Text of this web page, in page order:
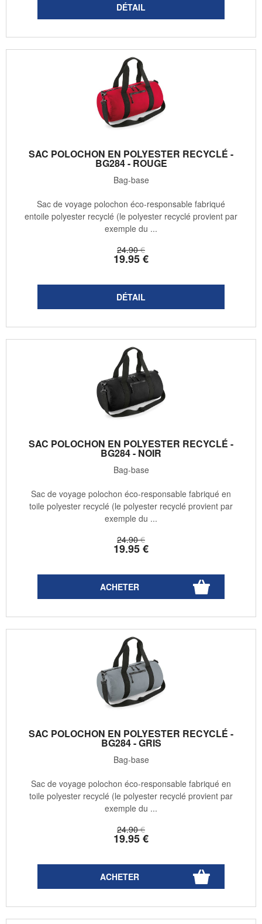
SAC POLOCHON EN POLYESTER RECYCLÉ -
BG284 - ROUGE
Bag-base
24.90 €
19.95€
Sac de voyage polochon éco-responsable fabriqué
entoile polyester recyclé (le polyester recyclé provient par
exemple du ...
SAC POLOCHON EN POLYESTER RECYCLÉ -
BG284 - NOIR
Bag-base
24.90 €
19.95€
Sac de voyage polochon éco-responsable fabriqué en
toile polyester recyclé (le polyester recyclé provient par
exemple du ...
SAC POLOCHON EN POLYESTER RECYCLÉ -
BG284 - GRIS
Bag-base
24.90 €
19.95€
Sac de voyage polochon éco-responsable fabriqué en
toile polyester recyclé (le polyester recyclé provient par
exemple du ...